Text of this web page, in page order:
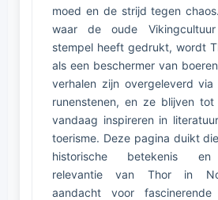
moed en de strijd tegen
waar de oude
stempel heeft gedrukt, wordt
als een beschermer van
verhalen zijn overgeleverd
runenstenen, en ze blijven
vandaag inspireren in
toerisme. Deze pagina duikt
historische betekenis en
relevantie van Thor in
aandacht voor